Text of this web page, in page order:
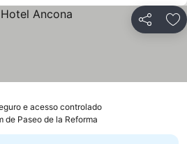
Partilhar
e acesso controlado
de Paseo de la Reforma